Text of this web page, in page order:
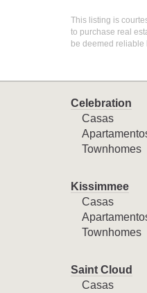
This listing is
to purchase real
be deemed reliable
Celebration
Casas
Townhomes
Kissimmee
Casas
Townhomes
Saint Cloud
Casas